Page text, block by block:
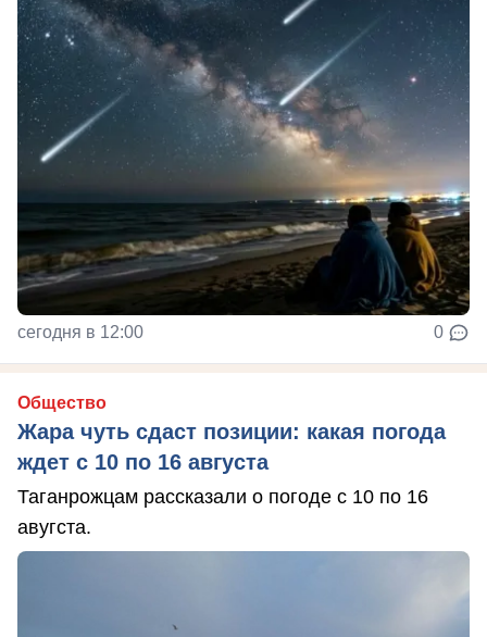
сегодня в 12:00 0
Общество
Жара чуть сдаст позиции: какая погода
ждет с 10 по 16 августа
Таганрожцам рассказали о погоде с 10 по 16
авугста.